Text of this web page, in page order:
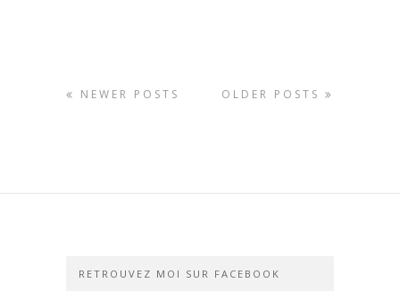
OLDER POSTS
NEWER POSTS
RETROUVEZ MOI SUR FACEBOOK